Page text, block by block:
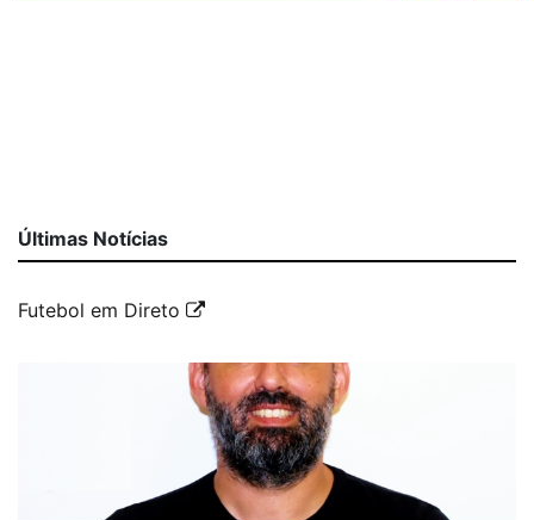
Últimas Notícias
Futebol em Direto